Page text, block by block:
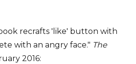
recrafts 'like' button with
with an angry face." The
2016: